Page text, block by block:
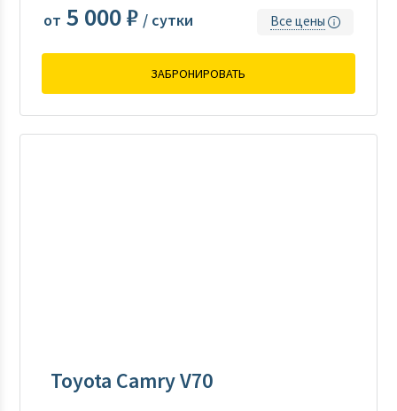
от 5 000 ₽ / сутки Все цены
ЗАБРОНИРОВАТЬ
Toyota Camry V70